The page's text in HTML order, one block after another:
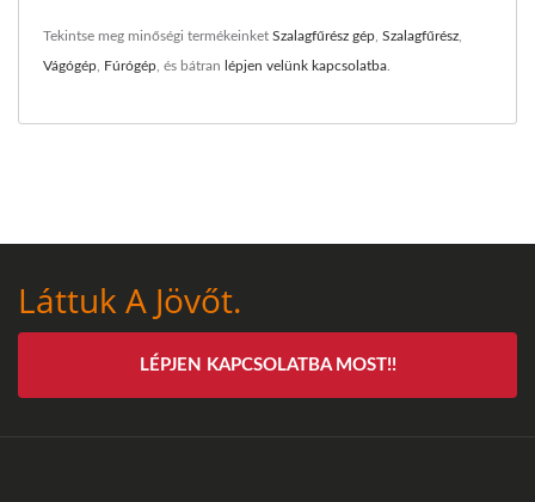
Tekintse meg minőségi termékeinket Szalagfűrész gép Szalagfűrész
Vágógép Fúrógép , és bátran lépjen velünk kapcsolatba
Láttuk A Jövőt.
LÉPJEN KAPCSOLATBA MOST!!